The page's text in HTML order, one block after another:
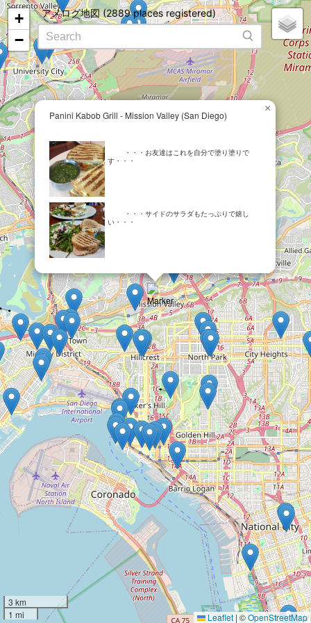
Panini Kabob Grill - Mission Valley (San Diego)
お友達はこれを自分で塗り塗りで
す
サイドのサラダもたっぷりで嬉し
い
×
+
−
3 km
1 mi
Leaflet | ©OpenStreetMap
アメログ地図 (2889 places registered)